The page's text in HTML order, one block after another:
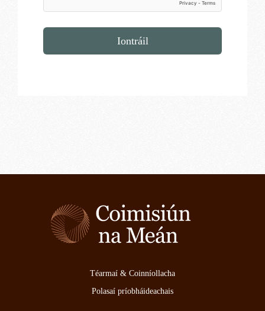
Iontráil
Téarmaí & Coinníollacha
Polasaí príobháideachais